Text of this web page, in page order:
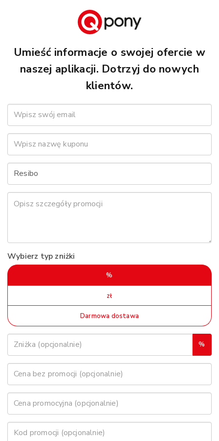
Umieść informacje o swojej ofercie w
naszej aplikacji. Dotrzyj do nowych
klientów.
Wybierz typ zniżki
%
zł
Darmowa dostawa
%